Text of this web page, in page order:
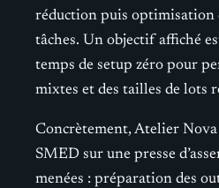
réduction puis optimisation
tâches. Un objectif affiché
temps de setup zéro pour
mixtes et des tailles de lots
Concrètement, Atelier
SMED sur une presse
menées : préparation des